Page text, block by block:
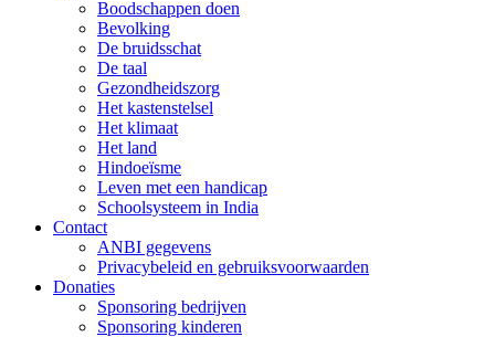
Boodschappen doen
Bevolking
De bruidsschat
De taal
Gezondheidszorg
Het kastenstelsel
Het klimaat
Het land
Hindoeïsme
Leven met een handicap
Schoolsysteem in India
Contact
ANBI gegevens
Privacybeleid en gebruiksvoorwaarden
Donaties
Sponsoring bedrijven
Sponsoring kinderen